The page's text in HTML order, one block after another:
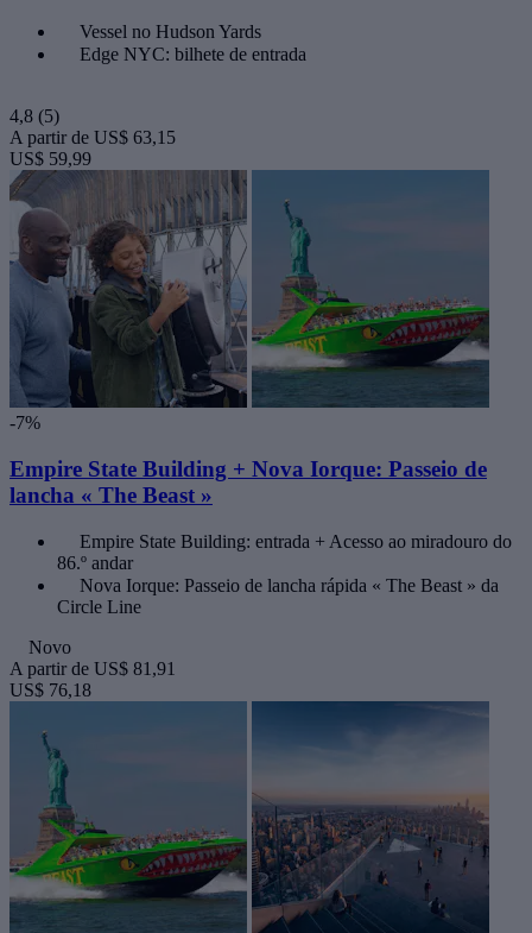
Vessel no Hudson Yards
Edge NYC: bilhete de entrada
4,8 (5)
A partir de US$ 63,15
US$ 59,99
-7%
Empire State Building + Nova Iorque: Passeio de
lancha « The Beast »
Empire State Building: entrada + Acesso ao miradouro do
86.º andar
Nova Iorque: Passeio de lancha rápida « The Beast » da
Circle Line
Novo
A partir de US$ 81,91
US$ 76,18